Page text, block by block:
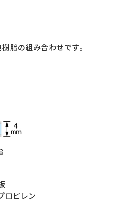
脂の組み合わせです。
ピレン